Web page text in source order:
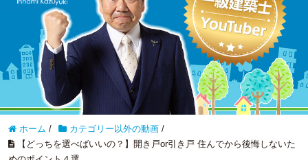
ホーム / カテゴリー以外の動画 /
【どっちを選べばいいの？】開き戸or引き戸 住んでから後悔しないた